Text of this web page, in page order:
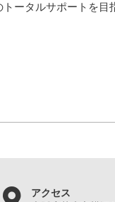
ータルサポートを目
アクセス